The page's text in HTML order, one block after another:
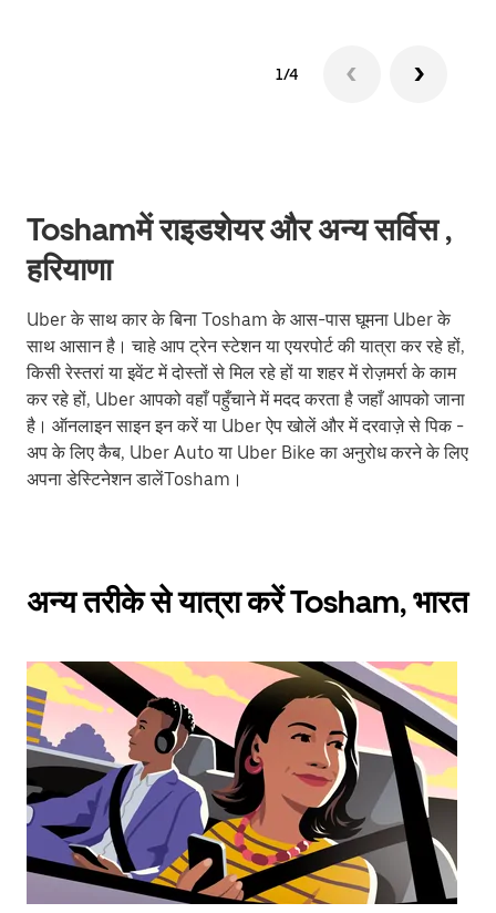
1/4
Toshamमें राइडशेयर और अन्य सर्विस ,
हरियाणा
Uber के साथ कार के बिना Tosham के आस-पास घूमना Uber के
साथ आसान है। चाहे आप ट्रेन स्टेशन या एयरपोर्ट की यात्रा कर रहे हों,
किसी रेस्तरां या इवेंट में दोस्तों से मिल रहे हों या शहर में रोज़मर्रा के काम
कर रहे हों, Uber आपको वहाँ पहुँचाने में मदद करता है जहाँ आपको जाना
है। ऑनलाइन साइन इन करें या Uber ऐप खोलें और में दरवाज़े से पिक -
अप के लिए कैब, Uber Auto या Uber Bike का अनुरोध करने के लिए
अपना डेस्टिनेशन डालेंTosham।
अन्य तरीके से यात्रा करें Tosham, भारत